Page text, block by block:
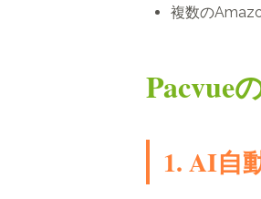
複数の
Pacvue
1. AI自